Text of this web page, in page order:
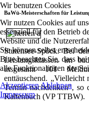
BaWü-Meisterschaften für
Stutensee-Spöck. Bei
Leistungsklassen im
insgesamt 101
enttäuschend.
Termin nachdenken“, so
Kaltenbach (VP TTBW).
Wir benutzen Cookies
Wir nutzen Cookies auf
essenziell für den Betrieb
Website und die
Sie können selbst
Bitte beachten Sie, dass
alle Funktionalitäten der
AkzeptierenAblehnen
Impressum